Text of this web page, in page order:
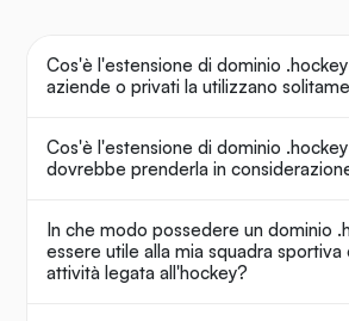
Cos'è l'estensione di dominio
aziende o privati la utilizzano
Cos'è l'estensione di dominio
dovrebbe prenderla in
In che modo possedere un dominio
essere utile alla mia squadra sportiva
attività legata all'hockey?